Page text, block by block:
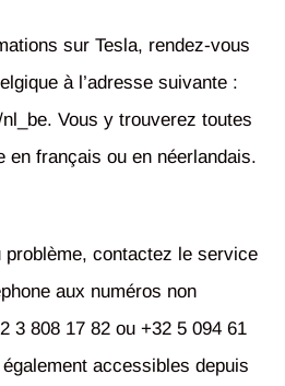
sur Tesla, rendez-vous
à l’adresse suivante :
Vous y trouverez toutes
en français ou en néerlandais.
problème, contactez le service
aux numéros non
3 808 17 82 ou +32 5 094 61
accessibles depuis